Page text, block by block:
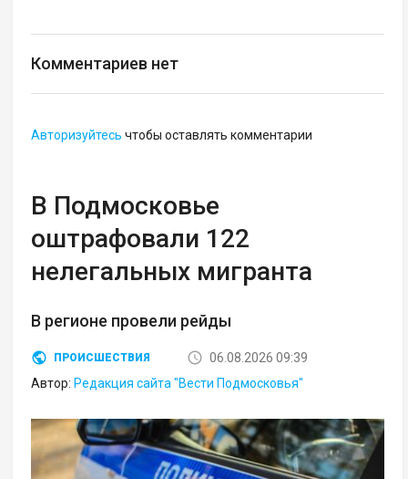
Комментариев нет
Авторизуйтесь чтобы оставлять комментарии
В Подмосковье
оштрафовали 122
нелегальных мигранта
В регионе провели рейды
ПРОИСШЕСТВИЯ
06.08.2026 09:39
Автор: Редакция сайта "Вести Подмосковья"